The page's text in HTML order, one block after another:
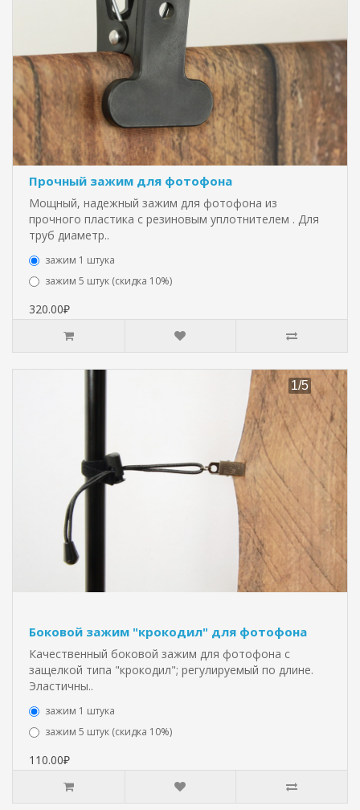
Прочный зажим для фотофона
Мощный, надежный зажим для фотофона из
прочного пластика с резиновым уплотнителем . Для
труб диаметр..
зажим 1 штука
зажим 5 штук (скидка 10%)
320.00₽
Боковой зажим "крокодил" для фотофона
Качественный боковой зажим для фотофона с
защелкой типа "крокодил"; регулируемый по длине.
Эластичны..
зажим 1 штука
зажим 5 штук (скидка 10%)
110.00₽